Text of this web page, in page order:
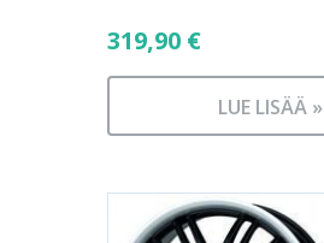
319,90 €
LUE LISÄÄ »